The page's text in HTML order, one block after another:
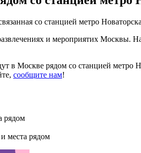
со станцией метро
и мероприятих Москвы.
в Москве рядом со станцией метро
сообщите нам!
рядом
места рядом